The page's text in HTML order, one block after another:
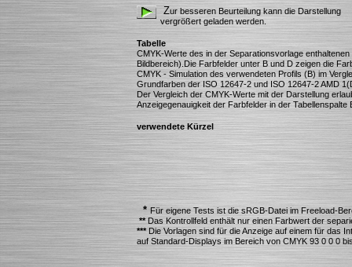
Zur besseren Beurteilung kann die Darstellung
vergrößert geladen werden.
Tabelle
CMYK-Werte des in der Separationsvorlage
Bildbereich).Die Farbfelder unter B und D zeigen die
CMYK - Simulation des verwendeten Profils (B) im
Grundfarben der ISO 12647-2 und ISO 12647-2 AMD
Der Vergleich der CMYK-Werte mit der Darstellung
Anzeigegenauigkeit der Farbfelder in der Tabellenspalte
verwendete Kürzel
* Für eigene Tests ist die sRGB-Datei im Freeload-
**Das Kontrollfeld enthält nur einen Farbwert der
***Die Vorlagen sind für die Anzeige auf einem für das
auf Standard-Displays im Bereich von CMYK 93 0 0 0